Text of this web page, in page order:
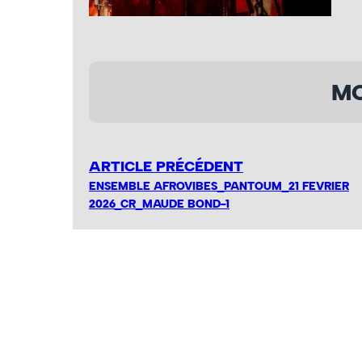
ARTICLE PRÉCÉDENT
ENSEMBLE AFROVIBES_PANTOUM_21 FEVRIER
2026_CR_MAUDE BOND-1